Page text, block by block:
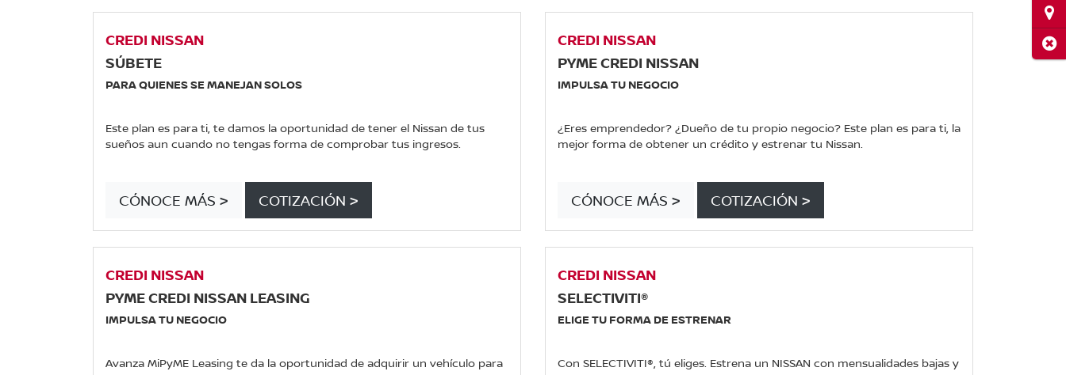
CREDI NISSAN
SÚBETE
PARA QUIENES SE MANEJAN SOLOS
Este plan es para ti, te damos la oportunidad de tener el Nissan de tus
sueños aun cuando no tengas forma de comprobar tus ingresos.
CÓNOCE MÁS > COTIZACIÓN >
CREDI NISSAN
PYME CREDI NISSAN
IMPULSA TU NEGOCIO
¿Eres emprendedor? ¿Dueño de tu propio negocio? Este plan es para ti, la
mejor forma de obtener un crédito y estrenar tu Nissan.
CÓNOCE MÁS > COTIZACIÓN >
CREDI NISSAN
PYME CREDI NISSAN LEASING
IMPULSA TU NEGOCIO
Avanza MiPyME Leasing te da la oportunidad de adquirir un vehículo para
CREDI NISSAN
SELECTIVITI®
ELIGE TU FORMA DE ESTRENAR
Con SELECTIVITI®, tú eliges. Estrena un NISSAN con mensualidades bajas y